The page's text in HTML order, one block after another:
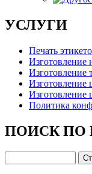
УСЛУГИ
Печать
Изготовление
Изготовление
Изготовление
Изготовление
Политика
ПОИСК ПО